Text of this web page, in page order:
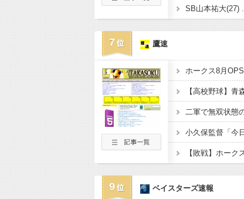
SB山本祐大(27)
7 鷹速
ホークス8月OPS
二軍で無双状態
小久保監督「今
【敗戦】ホーク
9 ベイスターズ速報